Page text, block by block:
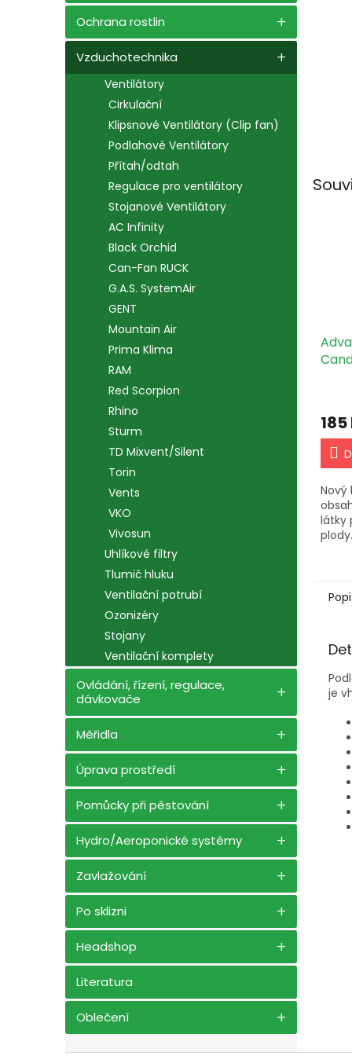
l
Ochrana rostlin
Vzduchotechnika
Ventilátory
Cirkulační
Klipsnové Ventilátory (Clip fan)
Podlahové Ventilátory
Přítah/odtah
Regulace pro ventilátory
Stojanové Ventilátory
AC Infinity
Black Orchid
Can-Fan RUCK
G.A.S. SystemAir
GENT
Mountain Air
Prima Klima
RAM
Red Scorpion
Rhino
Sturm
TD Mixvent/Silent
Torin
Vents
VKO
Vivosun
Uhlíkové filtry
Tlumič hluku
Ventilační potrubí
Ozonizéry
Stojany
Ventilační komplety
Ovládání, řízení, regulace,
dávkovače
Měřidla
Úprava prostředí
Pomůcky při pěstování
Hydro/Aeroponické systémy
Zavlažování
Po sklizni
Headshop
Literatura
Oblečení
Nový
látky
je